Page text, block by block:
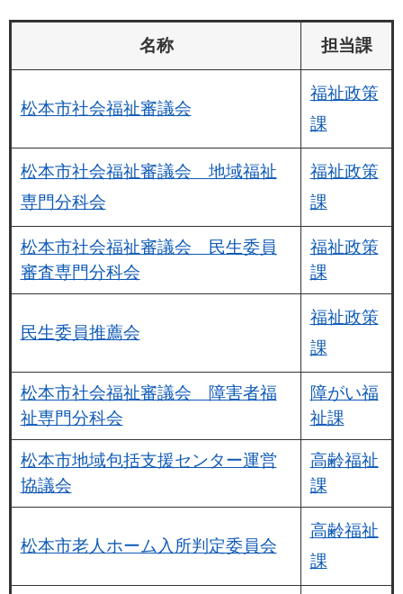
名称 担当課
松本市社会福祉審議会
福祉政策
課
松本市社会福祉審議会 地域福祉
専門分科会
福祉政策
課
松本市社会福祉審議会 民生委員
審査専門分科会
福祉政策
課
民生委員推薦会
福祉政策
課
松本市社会福祉審議会 障害者福
祉専門分科会
障がい福
祉課
松本市地域包括支援センター運営
協議会
高齢福祉
課
松本市老人ホーム入所判定委員会
高齢福祉
課